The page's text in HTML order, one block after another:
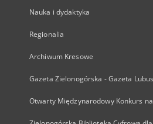
Nauka i dydaktyka
Regionalia
Archiwum Kresowe
Gazeta Zielonogórska - Gazeta
Otwarty Międzynarodowy Konkurs